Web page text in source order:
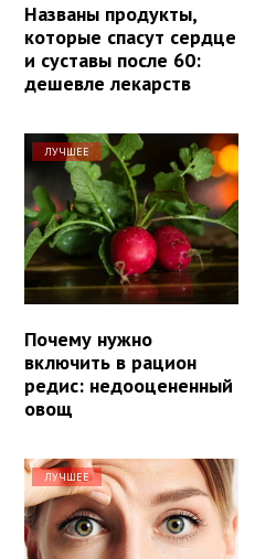
Названы продукты,
которые спасут сердце
и суставы после 60:
дешевле лекарств
ЛУЧШЕЕ
Почему нужно
включить в рацион
редис: недооцененный
овощ
ЛУЧШЕЕ